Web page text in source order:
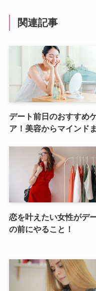
関連記事
デート前日のおすすめ
ア！美容からマインド
恋を叶えたい女性がデ
の前にやること！